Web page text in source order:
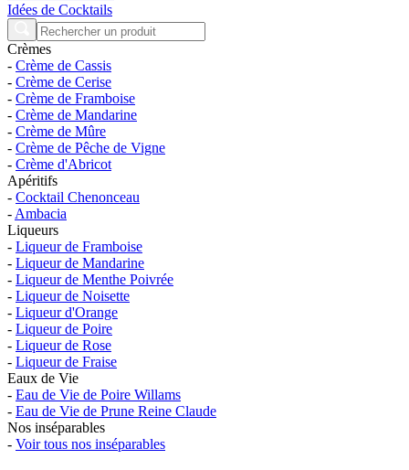
Idées de Cocktails
Crèmes
- Crème de Cassis
- Crème de Cerise
- Crème de Framboise
- Crème de Mandarine
- Crème de Mûre
- Crème de Pêche de Vigne
- Crème d'Abricot
Apéritifs
- Cocktail Chenonceau
- Ambacia
Liqueurs
- Liqueur de Framboise
- Liqueur de Mandarine
- Liqueur de Menthe Poivrée
- Liqueur de Noisette
- Liqueur d'Orange
- Liqueur de Poire
- Liqueur de Rose
- Liqueur de Fraise
Eaux de Vie
- Eau de Vie de Poire Willams
- Eau de Vie de Prune Reine Claude
Nos inséparables
- Voir tous nos inséparables